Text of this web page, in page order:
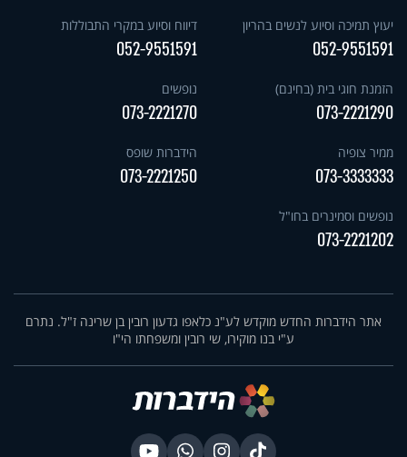
יעוץ תמיכה וסיוע לנשים בהריון
052-9551591
דיווח וסיוע במקרי התבוללות
052-9551591
הזמנת חוגי בית (בחינם)
073-2221290
נופשים
073-2221270
ממיר צופיה
073-3333333
הידברות שופס
073-2221250
נופשים וסמינרים בחו"ל
073-2221202
אתר הידברות החדש מוקדש לע"נ כלאפו גדעון רובין בן שרינה ז"ל. נתרם
ע"י בנו מוקירו, שי רובין ומשפחתו הי"ו